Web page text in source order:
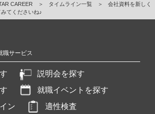
CAREER ＞ タイムライン一覧 ＞
会社資料を新しく
てくださいね♪
職サービス
説明会を探す
就職イベントを探す
ン
適性検査